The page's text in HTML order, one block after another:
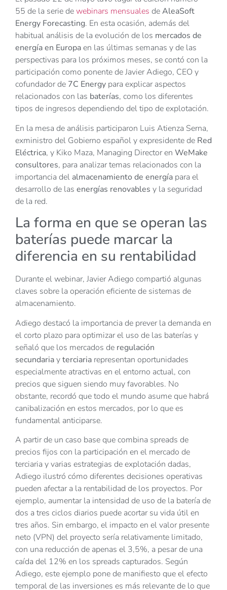
55 de la serie dewebinars mensuales deAleaSoft
Energy Forecasting. En esta ocasión, además del
habitual análisis de la evolución de los mercados de
energía en Europaen las últimas semanas y de las
perspectivas para los próximos meses, se contó con la
participación como ponente de Javier Adiego, CEO y
cofundador de 7C Energy para explicar aspectos
relacionados con las baterías, como los diferentes
tipos de ingresos dependiendo del tipo de explotación.
En la mesa de análisis participaron Luis Atienza Serna,
exministro del Gobierno español y expresidente de Red
Eléctrica, y Kiko Maza, Managing Director en WeMake
consultores, para analizar temas relacionados con la
importancia del almacenamiento de energía para el
desarrollo de las energías renovables y la seguridad
de la red.
La forma en que se operan las
baterías puede marcar la
diferencia en su rentabilidad
Durante el webinar, Javier Adiego compartió algunas
claves sobre la operación eficiente de sistemas de
almacenamiento.
Adiego destacó la importancia de prever la demanda en
el corto plazo para optimizar el uso de las baterías y
señaló que los mercados de regulación
secundariayterciaria representan oportunidades
especialmente atractivas en el entorno actual, con
precios que siguen siendo muy favorables. No
obstante, recordó que todo el mundo asume que habrá
canibalización en estos mercados, por lo que es
fundamental anticiparse.
A partir de un caso base que combina spreads de
precios fijos con la participación en el mercado de
terciaria y varias estrategias de explotación dadas,
Adiego ilustró cómo diferentes decisiones operativas
pueden afectar a la rentabilidad de los proyectos. Por
ejemplo, aumentar la intensidad de uso de la batería de
dos a tres ciclos diarios puede acortar su vida útil en
tres años. Sin embargo, el impacto en el valor presente
neto (VPN) del proyecto sería relativamente limitado,
con una reducción de apenas el 3,5%, a pesar de una
caída del 12% en los spreads capturados. Según
Adiego, este ejemplo pone de manifiesto que el efecto
temporal de las inversiones es más relevante de lo que